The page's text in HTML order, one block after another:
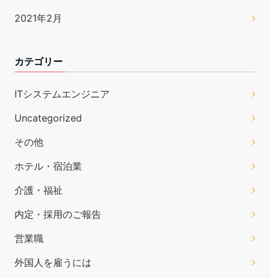
2021年2月
カテゴリー
ITシステムエンジニア
Uncategorized
その他
ホテル・宿泊業
介護・福祉
内定・採用のご報告
営業職
外国人を雇うには